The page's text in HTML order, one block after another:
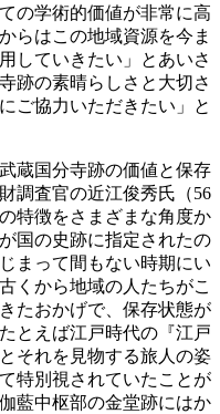
の学術的価値が非常に高
らはこの地域資源を今ま
していきたい」とあいさ
跡の素晴らしさと大切さ
ご協力いただきたい」と
蔵国分寺跡の価値と保存
調査官の近江俊秀氏（56
特徴をさまざまな角度か
国の史跡に指定されたの
まって間もない時期にい
くから地域の人たちがこ
たおかげで、保存状態が
とえば江戸時代の『江戸
それを見物する旅人の姿
特別視されていたことが
藍中枢部の金堂跡にはか